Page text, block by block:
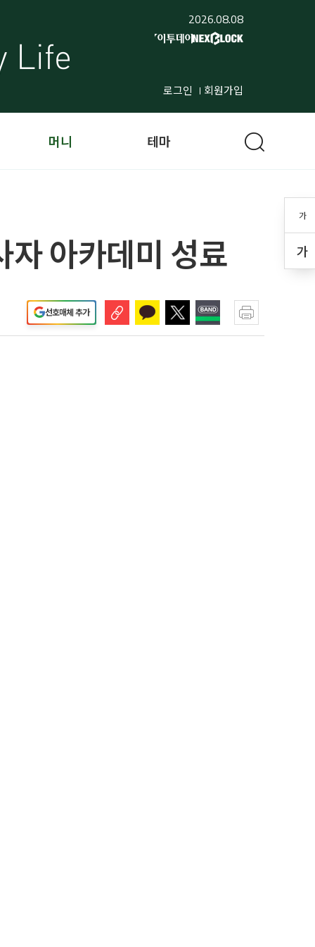
2026.08.08
로그인 회원가입
가
가
머니 테마
아카데미 성료
선호매체 추가